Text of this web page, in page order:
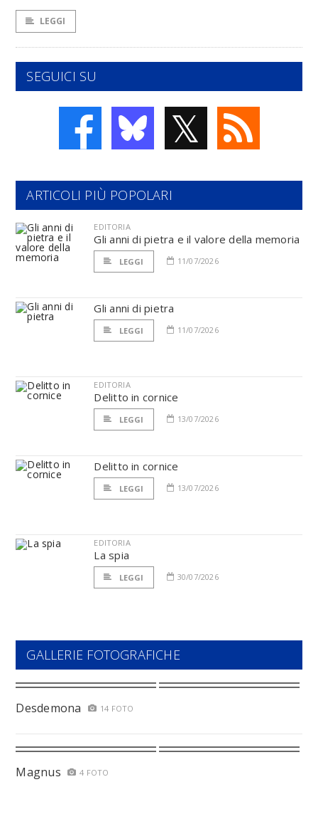
LEGGI
SEGUICI SU
𝕏
ARTICOLI PIÙ POPOLARI
EDITORIA
Gli anni di pietra e il valore della memoria
LEGGI 11/07/2026
Gli anni di pietra
LEGGI 11/07/2026
EDITORIA
Delitto in cornice
LEGGI 13/07/2026
Delitto in cornice
LEGGI 13/07/2026
EDITORIA
La spia
LEGGI 30/07/2026
GALLERIE FOTOGRAFICHE
Desdemona 14 FOTO
Magnus 4 FOTO